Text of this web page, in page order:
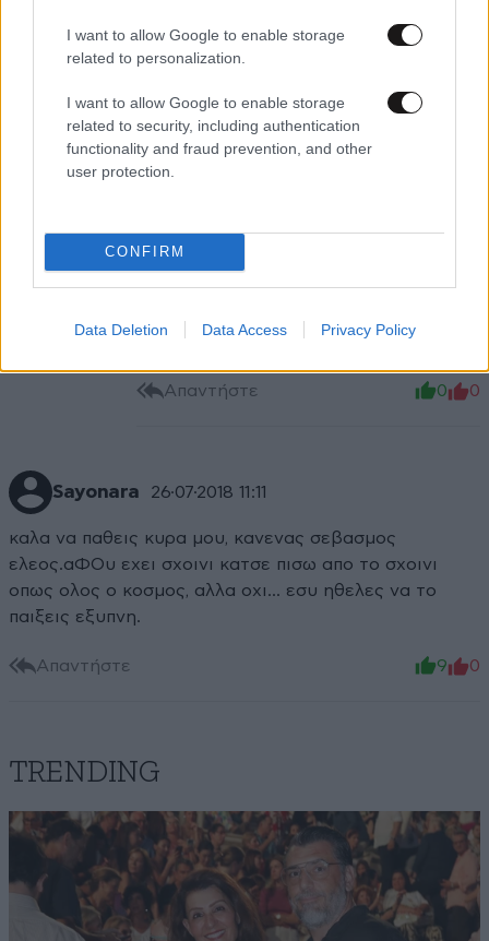
I want to allow Google to enable storage
related to personalization.
I want to allow Google to enable storage
related to security, including authentication
functionality and fraud prevention, and other
user protection.
CONFIRM
Data Deletion Data Access Privacy Policy
Αστυρ 26·07·2018 13:32
Διάβασε ιστορία να ξεστραβωθεις
καημένε....άγγλοι +αμερικανοί το ίδιο είναι
K x 26·07·2018 15:10
πληροφορώ ότι έχει δίκαιο.
Απαντήστε 0 0
Sayonara 26·07·2018 11:11
καλα να παθεις κυρα μου, κανενας σεβασμος
ελεος.αΦΟυ εχει σχοινι κατσε πισω απο το σχοινι
οπως ολος ο κοσμος, αλλα οχι... εσυ ηθελες να το
παιξεις εξυπνη.
Απαντήστε 9 0
TRENDING